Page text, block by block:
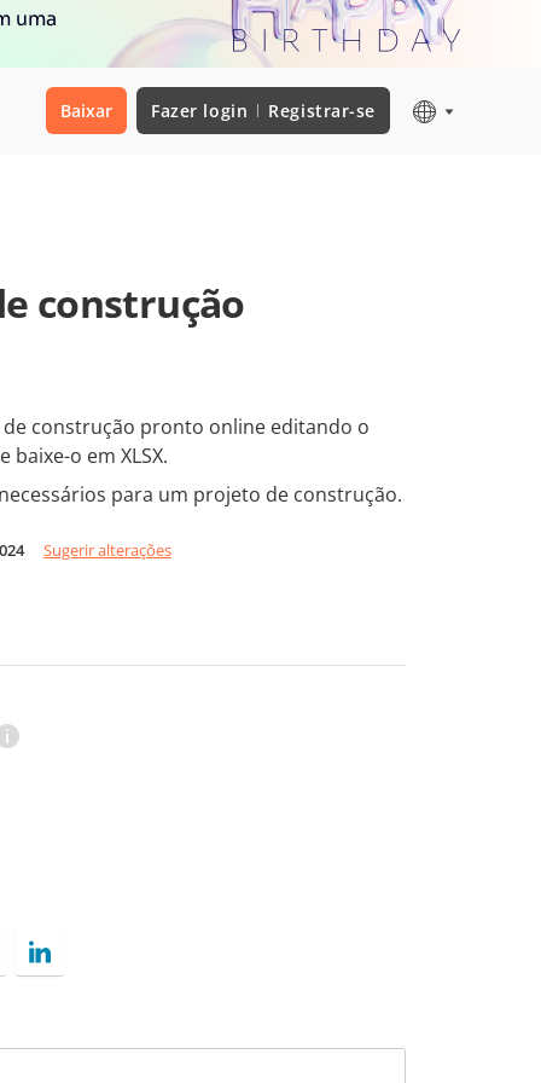
uma
Baixar Fazer login Registrar-se
construção
construção pronto online editando o
o em XLSX.
para um projeto de construção.
Sugerir alterações